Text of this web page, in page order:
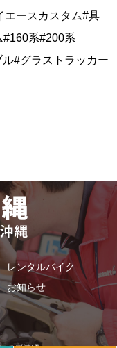
エースカスタム#具
系#200系
#グラストラッカー
レンタルバイク
お知らせ